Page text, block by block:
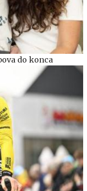
do konca